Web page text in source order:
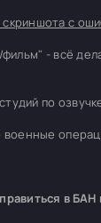
с
- всё
по
военные
в